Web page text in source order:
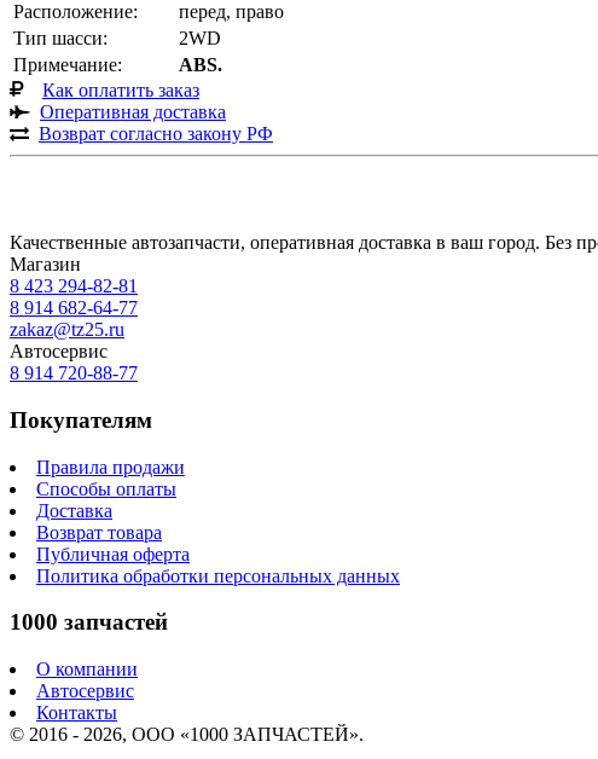
Расположение:
перед, право
Тип шасси:
2WD
Примечание:
ABS.
Как оплатить заказ
Оперативная доставка
Возврат согласно закону РФ
Качественные автозапчасти, оперативная доставка в ваш город. Без
Магазин
8 423 294-82-81
8 914 682-64-77
zakaz@tz25.ru
Автосервис
8 914 720-88-77
Покупателям
Правила продажи
Способы оплаты
Доставка
Возврат товара
Публичная оферта
Политика обработки персональных данных
1000 запчастей
О компании
Автосервис
Контакты
© 2016 - 2026, ООО «1000 ЗАПЧАСТЕЙ».